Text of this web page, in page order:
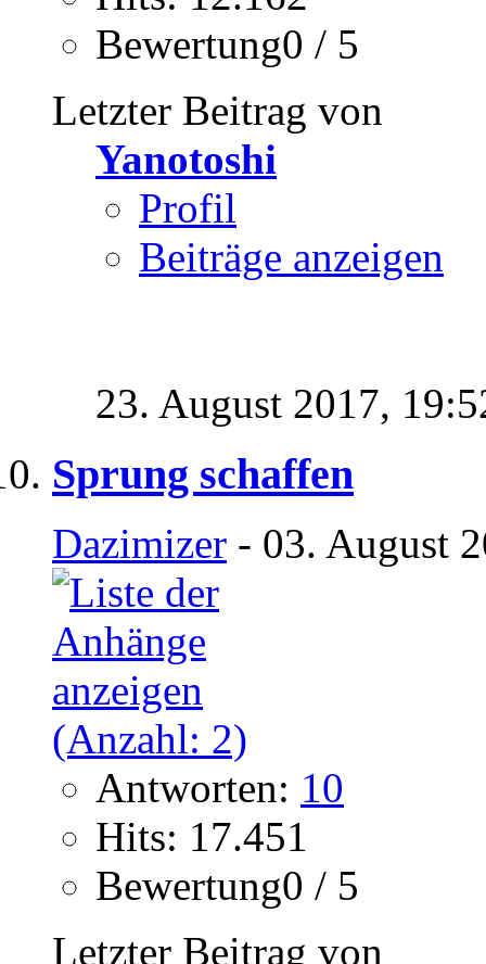
Bewertung0 / 5
Letzter Beitrag von
Yanotoshi
Profil
Beiträge anzeigen
23. August 2017,
Sprung schaffen
Dazimizer - 03. August
Antworten: 10
Hits: 17.451
Bewertung0 / 5
Letzter Beitrag von